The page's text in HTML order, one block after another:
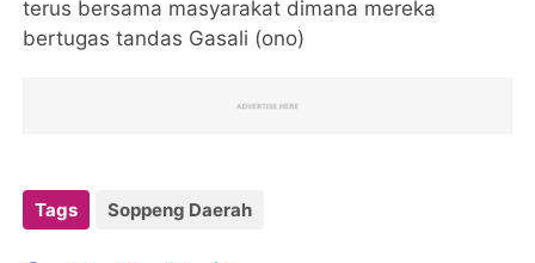
terus bersama masyarakat dimana mereka
bertugas tandas Gasali (ono)
Tags Soppeng Daerah